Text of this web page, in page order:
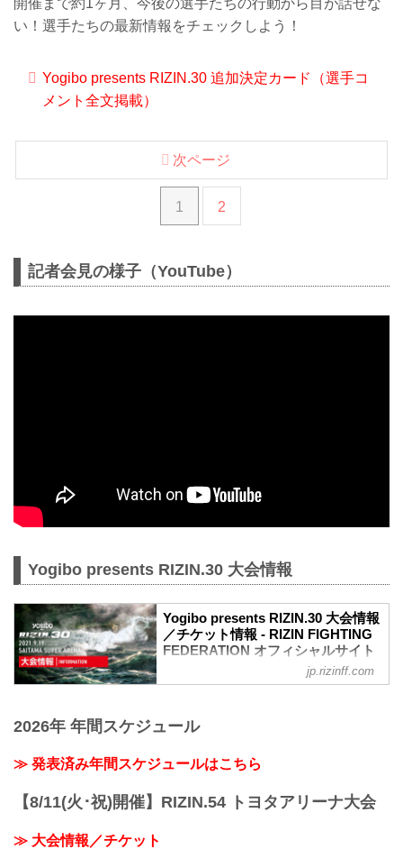
い！選手たちの最新情報をチェックしよう！
Yogibo presents RIZIN.30 追加決定カード（選手コ
メント全文掲載）
1 2
次ページ
記者会見の様子（YouTube）
Yogibo presents RIZIN.30 大会情報
Yogibo presents RIZIN.30 大会情報
／チケット情報 - RIZIN FIGHTING
FEDERATION オフィシャルサイト
日時
始
20:00頃
※試合内容、イベント進行によって終了
jp.rizinff.com
2026年 年間スケジュール
≫ 発表済み年間スケジュールはこちら
【8/11(火･祝)開催】RIZIN.54 トヨタアリーナ大会
≫ 大会情報／チケット